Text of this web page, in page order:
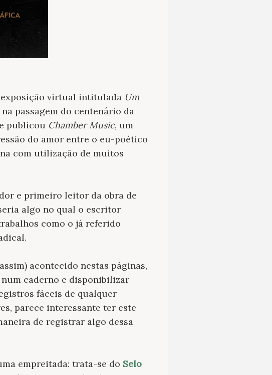
exposição virtual intitulada Um
passagem do centenário da
publicou Chamber Music, um
do amor entre o eu-poético
com utilização de muitos
e primeiro leitor da obra de
algo no qual o escritor
como o já referido
acontecido nestas páginas,
caderno e disponibilizar
fáceis de qualquer
parece interessante ter este
de registrar algo dessa
empreitada: trata-se do Selo